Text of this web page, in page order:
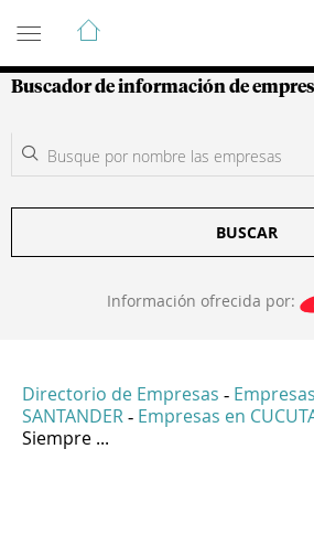
Guía de Empresas
Buscador de información de
BUSCAR
Información ofrecida por:
Directorio de Empresas -
SANTANDER - Empresas en
Siempre ...